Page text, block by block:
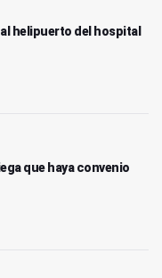
helipuerto del hospital
que haya convenio